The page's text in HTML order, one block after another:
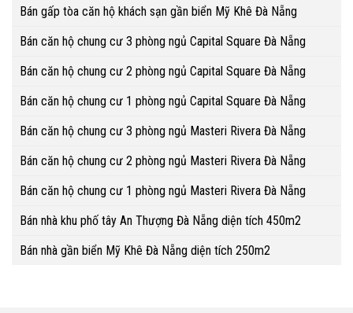
Bán gấp tòa căn hộ khách sạn gần biển Mỹ Khê Đà Nẵng
Bán căn hộ chung cư 3 phòng ngủ Capital Square Đà Nẵng
Bán căn hộ chung cư 2 phòng ngủ Capital Square Đà Nẵng
Bán căn hộ chung cư 1 phòng ngủ Capital Square Đà Nẵng
Bán căn hộ chung cư 3 phòng ngủ Masteri Rivera Đà Nẵng
Bán căn hộ chung cư 2 phòng ngủ Masteri Rivera Đà Nẵng
Bán căn hộ chung cư 1 phòng ngủ Masteri Rivera Đà Nẵng
Bán nhà khu phố tây An Thượng Đà Nẵng diện tích 450m2
Bán nhà gần biển Mỹ Khê Đà Nẵng diện tích 250m2